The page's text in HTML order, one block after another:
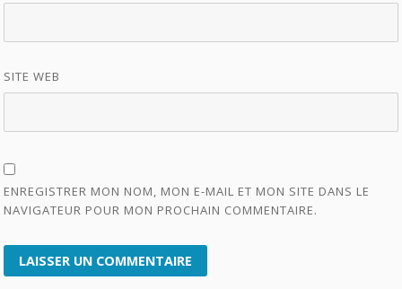
SITE WEB
ENREGISTRER MON NOM, MON E-MAIL ET MON SITE DANS LE
NAVIGATEUR POUR MON PROCHAIN COMMENTAIRE.